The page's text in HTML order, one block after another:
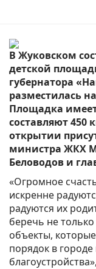
В Жуковском
детской
губернатора
разместилась
Площадка
составляют 450
открытии
министра ЖКХ
Беловодов и
«Огромное
искренне
радуются их
беречь не
объекты,
порядок в